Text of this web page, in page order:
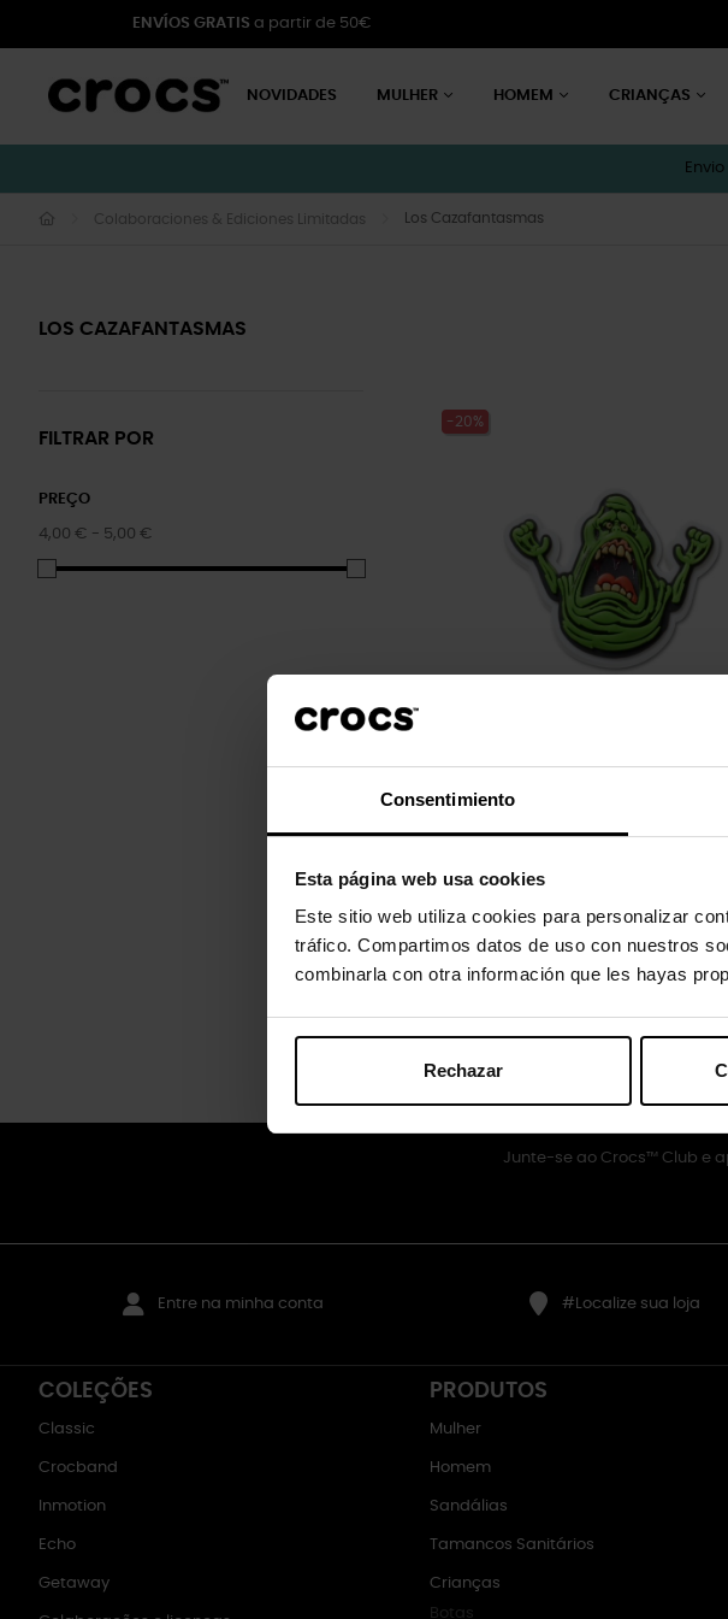
Consentimiento
Esta página web usa cookies
Este sitio web utiliza cookies para personalizar
tráfico. Compartimos datos de uso con nuestros
combinarla con otra información que les hayas
Rechazar
ENVÍOS GRATIS a partir de 50€
NOVIDADES MULHER HOMEM CRIANÇAS
Envio
Colaboraciones & Ediciones Limitadas Los Cazafantasmas
LOS CAZAFANTASMAS
FILTRAR POR
PREÇO
4,00 € - 5,00 €
-20%
Caça-Fantasmas Slimer
Mostrando 1-2 de um total de 2
Los Cazafantasmas
Junte-se ao Crocs™ Club e
Entre na minha conta #Localize sua loja
COLEÇÕES
Classic
Crocband
Inmotion
Echo
Getaway
PRODUTOS
Mulher
Homem
Sandálias
Tamancos Sanitários
Crianças
Botas